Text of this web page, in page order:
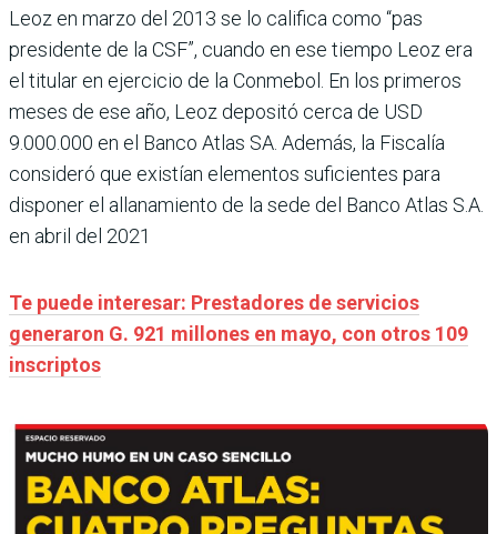
Leoz en marzo del 2013 se lo califica como “pas
presidente de la CSF”, cuando en ese tiempo Leoz era
el titular en ejercicio de la Conmebol. En los primeros
meses de ese año, Leoz depositó cerca de USD
9.000.000 en el Banco Atlas SA. Además, la Fiscalía
consideró que existían elementos suficientes para
disponer el allanamiento de la sede del Banco Atlas S.A.
en abril del 2021
Te puede interesar: Prestadores de servicios
generaron G. 921 millones en mayo, con otros 109
inscriptos